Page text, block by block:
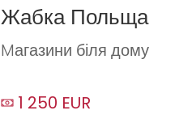
Жабка Польща
Mагазини біля дому
1 250 EUR